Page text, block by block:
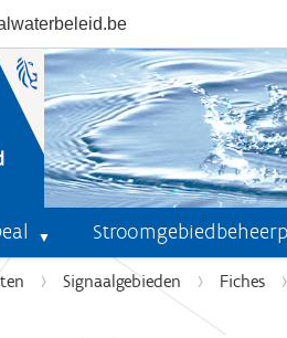
Signaalgebieden Fiches